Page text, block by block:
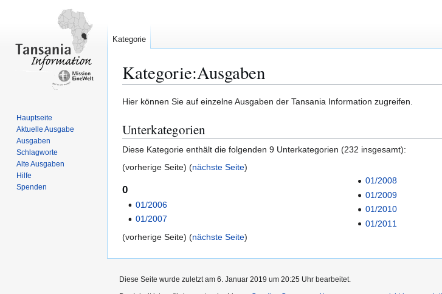
Kategorie:Ausgaben
Zur
springen
Zur
springen
Hier können Sie auf einzelne Ausgaben der Tansania Information zugreifen.
Unterkategorien
Diese Kategorie enthält die folgenden 9 Unterkategorien (232 insgesamt):
(vorherige Seite) (nächste Seite)
0
01/2006
01/2007
01/2008
01/2009
01/2010
01/2011
(vorherige Seite) (nächste Seite)
Kategorie
Hauptseite
Aktuelle Ausgabe
Ausgaben
Schlagworte
Alte Ausgaben
Hilfe
Spenden
Diese Seite wurde zuletzt am 6. Januar 2019 um 20:25 Uhr bearbeitet.